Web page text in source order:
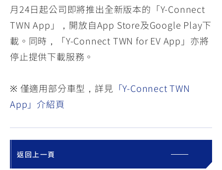
月24日起公司即將推出全新版本的「Y-Connect
TWN App」，開放自App Store及Google Play下
載。同時，「Y-Connect TWN for EV App」亦將
停止提供下載服務。
※ 僅適用部分車型，詳見 「Y-Connect TWN
App」介紹頁
返回上一頁